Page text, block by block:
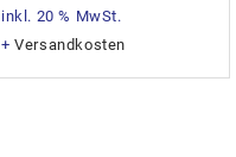
inkl. 20 % MwSt.
+Versandkosten